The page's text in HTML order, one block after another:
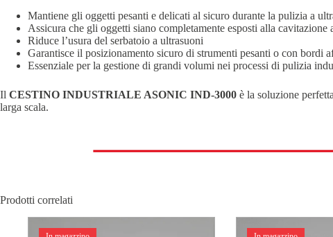
Mantiene gli oggetti pesanti e delicati al sicuro durante la pulizia a
Assicura che gli oggetti siano completamente esposti alla
Riduce l’usura del serbatoio a ultrasuoni
Garantisce il posizionamento sicuro di strumenti pesanti o con bordi
Essenziale per la gestione di grandi volumi nei processi di pulizia
Il CESTINO INDUSTRIALE ASONIC IND-3000 è la soluzione
larga scala.
Prodotti correlati